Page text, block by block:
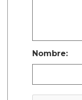
Nombre: